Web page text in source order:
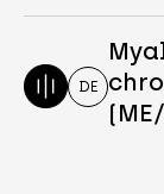
DE